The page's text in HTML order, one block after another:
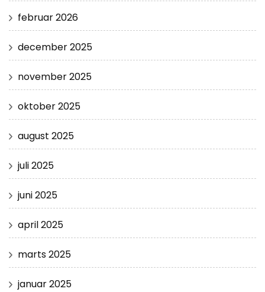
februar 2026
december 2025
november 2025
oktober 2025
august 2025
juli 2025
juni 2025
april 2025
marts 2025
januar 2025